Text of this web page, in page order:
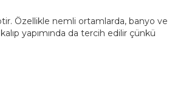
Özellikle nemli ortamlarda, banyo ve
yapımında da tercih edilir çünkü